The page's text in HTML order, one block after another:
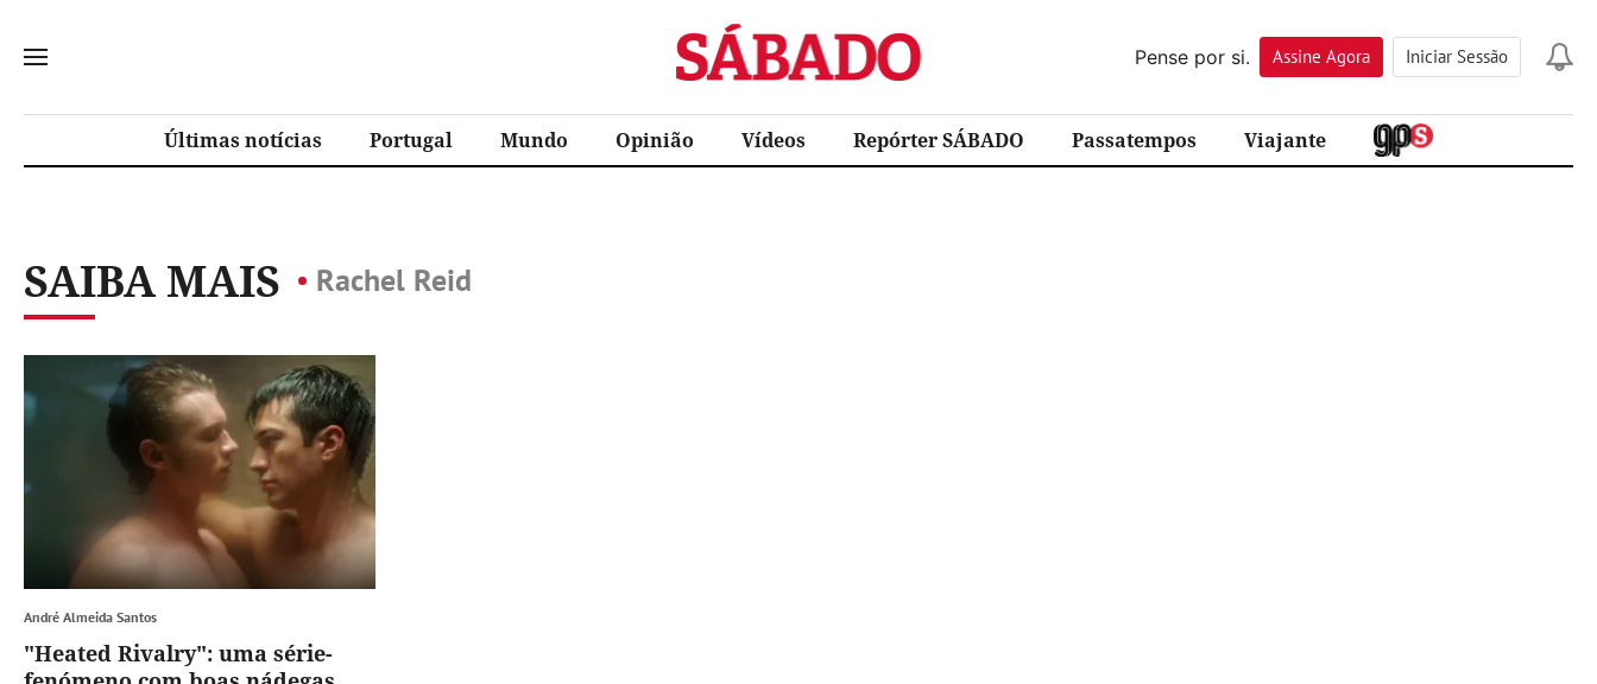
Sábado
Pense por si.
Assine Agora Iniciar Sessão
Últimas notícias Portugal Mundo Opinião Vídeos Repórter SÁBADO Passatempos Viajante
SAIBA MAIS Rachel Reid
André Almeida Santos
"Heated Rivalry": uma série-